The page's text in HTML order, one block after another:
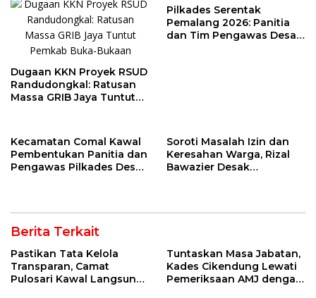
Dugaan KKN Proyek RSUD
Randudongkal: Ratusan
Massa GRIB Jaya Tuntut
Pilkades Serentak
Pemalang 2026: Panitia
dan Tim Pengawas Desa
Kecamatan Comal Kawal
Pembentukan Panitia dan
Pengawas Pilkades Desa
Soroti Masalah Izin dan
Keresahan Warga, Rizal
Bawazier Desak
Berita Terkait
Pastikan Tata Kelola
Transparan, Camat
Pulosari Kawal Langsung
Tuntaskan Masa Jabatan,
Kades Cikendung Lewati
Pemeriksaan AMJ dengan